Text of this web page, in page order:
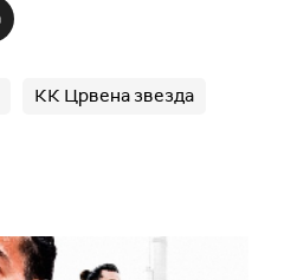
КК Црвена звезда